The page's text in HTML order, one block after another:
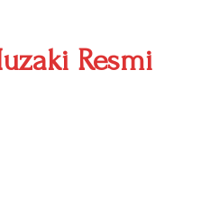
Resmi